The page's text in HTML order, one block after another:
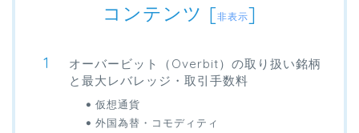
コンテンツ [非表示]
オーバービット（Overbit）の取り扱い銘柄
と最大レバレッジ・取引手数料
仮想通貨
外国為替・コモディティ